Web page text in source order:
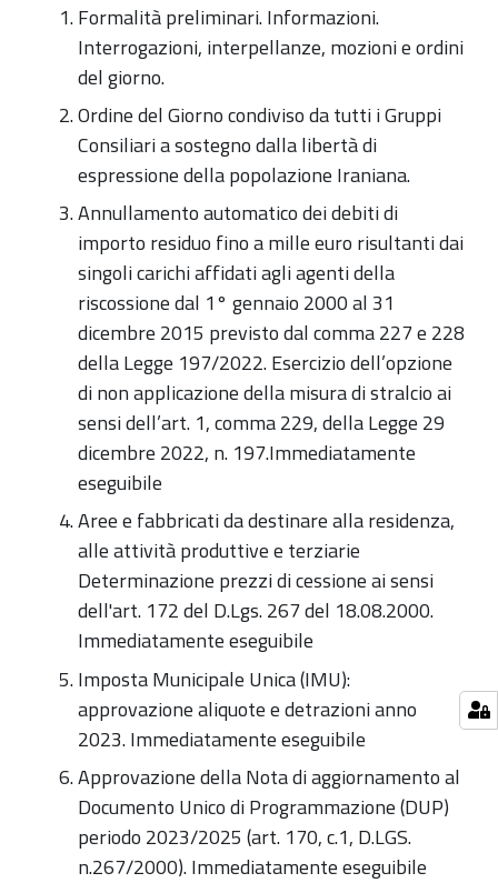
2023-
25T23:59:59+01:00
18,00
Sala
Consiliare
Formalità preliminari. Informazioni.
Interrogazioni, interpellanze, mozioni e ordini
del giorno.
Ordine del Giorno condiviso da tutti i Gruppi
Consiliari a sostegno dalla libertà di
espressione della popolazione Iraniana.
Annullamento automatico dei debiti di
importo residuo fino a mille euro risultanti dai
singoli carichi affidati agli agenti della
riscossione dal 1° gennaio 2000 al 31
dicembre 2015 previsto dal comma 227 e 228
della Legge 197/2022. Esercizio dell’opzione
di non applicazione della misura di stralcio ai
sensi dell’art. 1, comma 229, della Legge 29
dicembre 2022, n. 197.Immediatamente
eseguibile
Aree e fabbricati da destinare alla residenza,
alle attività produttive e terziarie
Determinazione prezzi di cessione ai sensi
dell'art. 172 del D.Lgs. 267 del 18.08.2000.
Immediatamente eseguibile
Imposta Municipale Unica (IMU):
approvazione aliquote e detrazioni anno
2023. Immediatamente eseguibile
Approvazione della Nota di aggiornamento al
Documento Unico di Programmazione (DUP)
periodo 2023/2025 (art. 170, c.1, D.LGS.
n.267/2000). Immediatamente eseguibile